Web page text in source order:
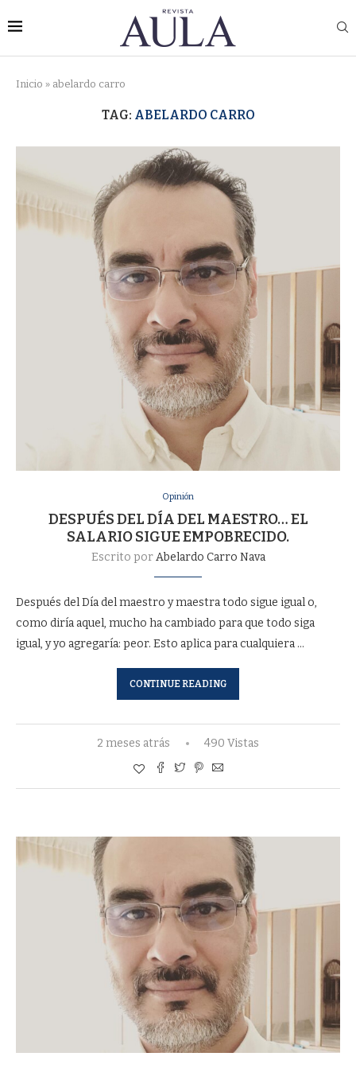
Inicio » abelardo carro
TAG: ABELARDO CARRO
Opinión
DESPUÉS DEL DÍA DEL MAESTRO… EL
SALARIO SIGUE EMPOBRECIDO.
Escrito porAbelardo Carro Nava
Después del Día del maestro y maestra todo sigue igual o,
como diría aquel, mucho ha cambiado para que todo siga
igual, y yo agregaría: peor. Esto aplica para cualquiera …
CONTINUE READING
2 meses atrás 490 Vistas